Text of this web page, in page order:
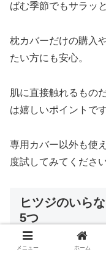
ばむ季節でもサラッ
枕カバーだけの購入
たい方にも安心。
肌に直接触れるもの
は嬉しいポイントで
専用カバー以外も使
度試してみてください
ヒツジのいら
5つ
メニュー ホーム